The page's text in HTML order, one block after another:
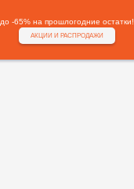
до -65% на прошлогодние остатки!
АКЦИИ И РАСПРОДАЖИ